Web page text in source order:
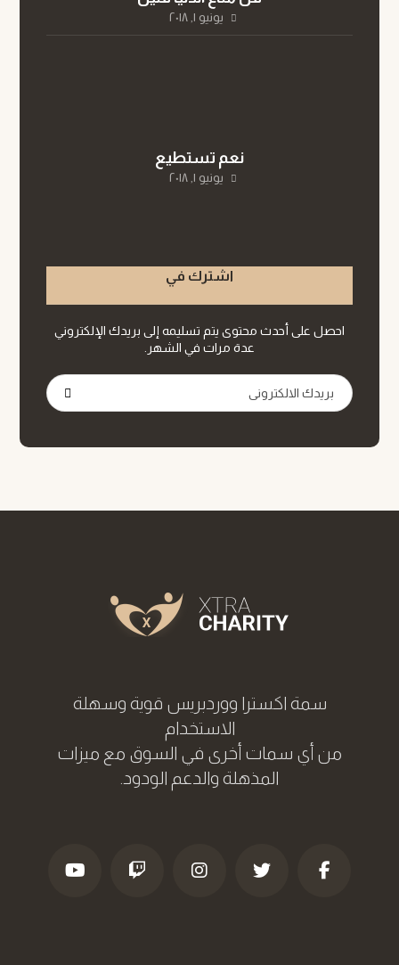
يونيو ١, ٢٠١٨
نعم تستطيع
يونيو ١, ٢٠١٨
اشترك في
احصل على أحدث محتوى يتم تسليمه إلى بريدك الإلكتروني
عدة مرات في الشهر.
سمة اکسترا ووردبریس قوية وسهلة
الاستخدام
من أي سمات أخرى في السوق مع ميزات
المذهلة والدعم الودود.